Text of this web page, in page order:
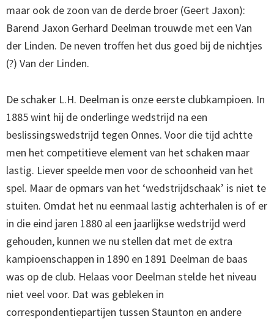
maar ook de zoon van de derde broer (Geert Jaxon):
Barend Jaxon Gerhard Deelman trouwde met een Van
der Linden. De neven troffen het dus goed bij de nichtjes
(?) Van der Linden.
De schaker L.H. Deelman is onze eerste clubkampioen. In
1885 wint hij de onderlinge wedstrijd na een
beslissingswedstrijd tegen Onnes. Voor die tijd achtte
men het competitieve element van het schaken maar
lastig. Liever speelde men voor de schoonheid van het
spel. Maar de opmars van het ‘wedstrijdschaak’ is niet te
stuiten. Omdat het nu eenmaal lastig achterhalen is of er
in die eind jaren 1880 al een jaarlijkse wedstrijd werd
gehouden, kunnen we nu stellen dat met de extra
kampioenschappen in 1890 en 1891 Deelman de baas
was op de club. Helaas voor Deelman stelde het niveau
niet veel voor. Dat was gebleken in
correspondentiepartijen tussen Staunton en andere